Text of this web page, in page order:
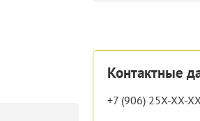
Контактные
+7 (906) 25X-XX-